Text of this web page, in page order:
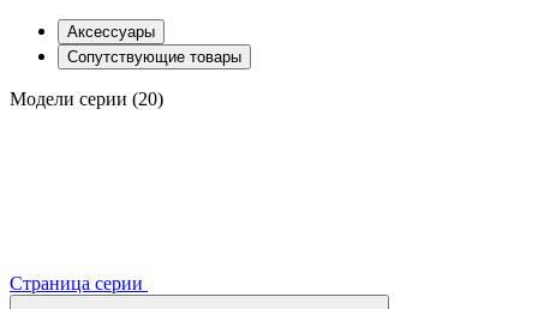
Аксессуары
Сопутствующие товары
Модели серии (20)
Страница серии